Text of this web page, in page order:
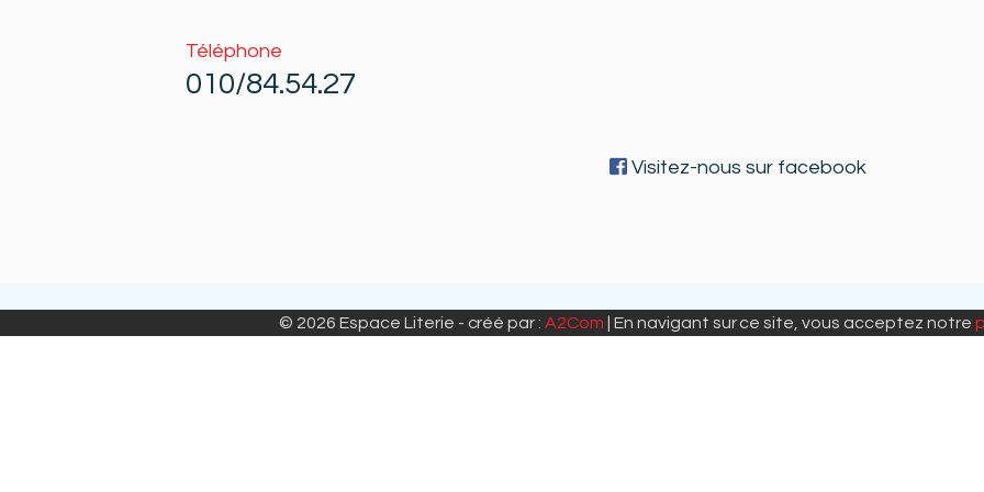
Téléphone
010/84.54.27
Visitez-nous sur facebook
© 2026 Espace Literie - créé par :A2Com | En navigant sur ce site, vous acceptez notre